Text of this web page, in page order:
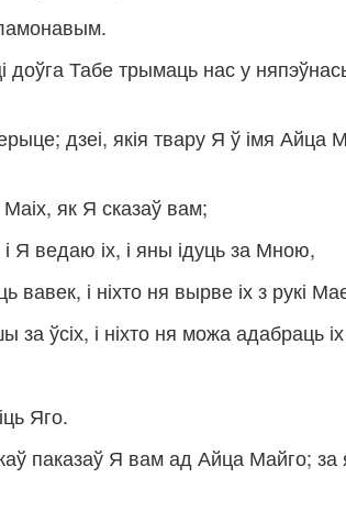
доўга Табе трымаць нас у
дзеі, якія твару Я ў імя
як Я сказаў вам;
Я ведаю іх, і яны ідуць за Мною,
вавек, і ніхто ня вырве іх з рукі
ўсіх, і ніхто ня можа адабраць
Яго.
паказаў Я вам ад Айца Майго; за